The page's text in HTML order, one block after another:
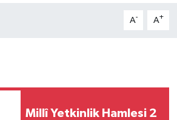
A- A+
Millî Yetkinlik Hamlesi 2